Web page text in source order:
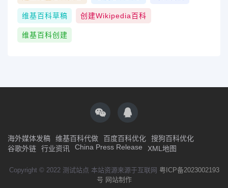
维基百科草稿 创建Wikipedia百科
维基百科创建
海外媒体发稿 维基百科代做 百度百科优化
搜狗百科优化
谷歌外链
行业资讯 China Press Release XML地图
Copyright © 2022 测试站点 本站资源来源于互联网 粤ICP备2023002193
号 网站制作